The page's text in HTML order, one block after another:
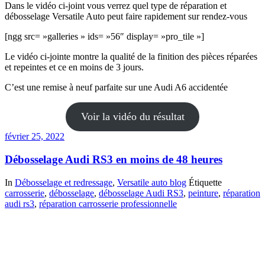
Dans le vidéo ci-joint vous verrez quel type de réparation et
débosselage Versatile Auto peut faire rapidement sur rendez-vous
[ngg src= »galleries » ids= »56″ display= »pro_tile »]
Le vidéo ci-jointe montre la qualité de la finition des pièces réparées
et repeintes et ce en moins de 3 jours.
C’est une remise à neuf parfaite sur une Audi A6 accidentée
Voir la vidéo du résultat
février 25, 2022
Débosselage Audi RS3 en moins de 48 heures
In Débosselage et redressage, Versatile auto blog Étiquette
carrosserie, débosselage, débosselage Audi RS3, peinture, réparation
audi rs3, réparation carrosserie professionnelle